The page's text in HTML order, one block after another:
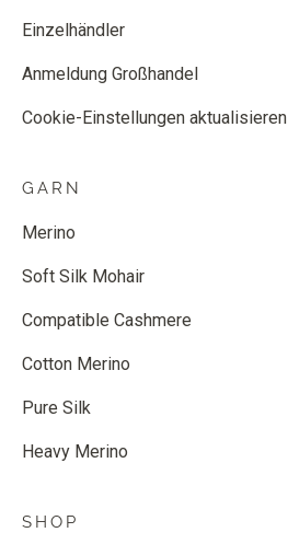
Einzelhändler
Anmeldung Großhandel
Cookie-Einstellungen aktualisieren
GARN
Merino
Soft Silk Mohair
Compatible Cashmere
Cotton Merino
Pure Silk
Heavy Merino
SHOP